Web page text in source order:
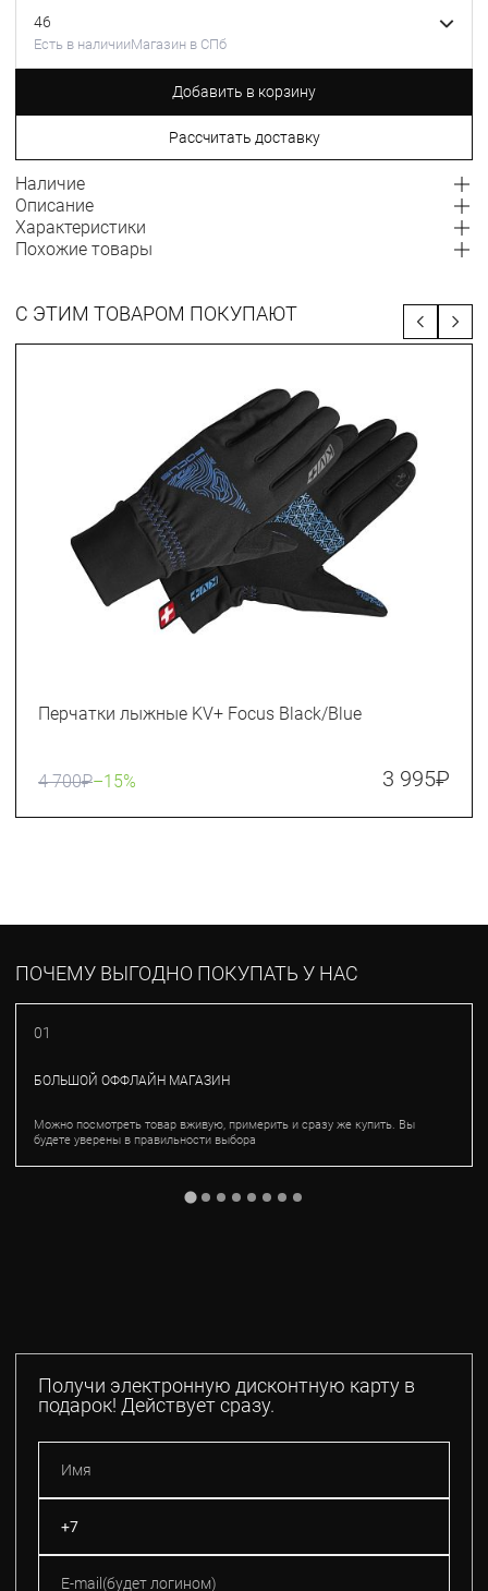
46
Есть в наличииМагазин в СПб
Добавить в корзину
Рассчитать доставку
Наличие
Описание
Характеристики
Похожие товары
С ЭТИМ ТОВАРОМ ПОКУПАЮТ
Перчатки лыжные KV+ Focus Black/Blue
4 700₽–15% 3 995₽
ПОЧЕМУ ВЫГОДНО ПОКУПАТЬ У НАС
01
БОЛЬШОЙ ОФФЛАЙН МАГАЗИН
Можно посмотреть товар вживую, примерить и сразу же купить. Вы
будете уверены в правильности выбора
Получи электронную дисконтную карту в
подарок! Действует сразу.